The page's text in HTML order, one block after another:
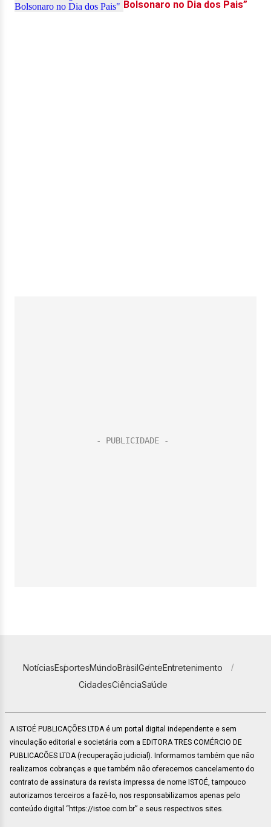
NotíciasEsportesMundoBrasilGenteEntretenimento
CidadesCiênciaSaúde
A ISTOÉ PUBLICAÇÕES LTDA é um portal digital independente e sem
vinculação editorial e societária com a EDITORA TRES COMÉRCIO DE
PUBLICACÕES LTDA (recuperação judicial). Informamos também que não
realizamos cobranças e que também não oferecemos cancelamento do
contrato de assinatura da revista impressa de nome ISTOÉ, tampouco
autorizamos terceiros a fazê-lo, nos responsabilizamos apenas pelo
conteúdo digital “https://istoe.com.br” e seus respectivos sites.